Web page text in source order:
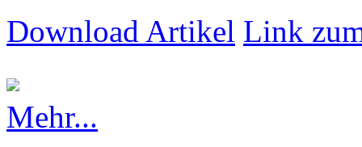
Download Artikel Link
Mehr...